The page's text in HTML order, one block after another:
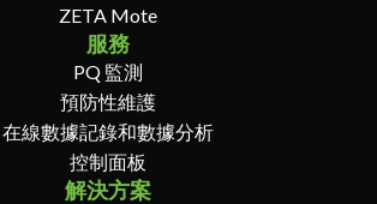
ZETA Mote
服務
PQ 監測
預防性維護
在線數據記錄和數據分析
控制面板
解決方案